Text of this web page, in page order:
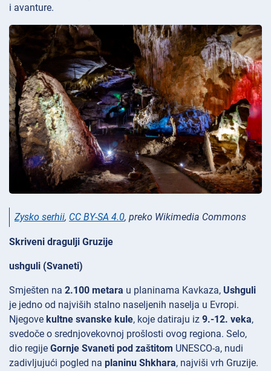
i avanture.
Zysko serhii, CC BY-SA 4.0, preko Wikimedia Commons
Skriveni dragulji Gruzije
ushguli (Svaneti)
Smješten na 2.100 metara u planinama Kavkaza, Ushguli
je jedno od najviših stalno naseljenih naselja u Evropi.
Njegove kultne svanske kule, koje datiraju iz 9.-12. veka,
svedoče o srednjovekovnoj prošlosti ovog regiona. Selo,
dio regije Gornje Svaneti pod zaštitom UNESCO-a, nudi
zadivljujući pogled na planinu Shkhara, najviši vrh Gruzije.